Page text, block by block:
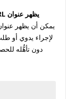
يظهر عنوان URL على Google، ولكنه يحتوي على مشاكل.
لإجراء يدوي أو
دون تأهُّله